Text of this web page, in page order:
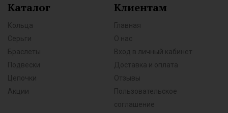
Каталог
Кольца
Серьги
Браслеты
Подвески
Цепочки
Акции
Клиентам
Главная
О нас
Вход в личный кабинет
Доставка и оплата
Отзывы
Пользовательское
соглашение